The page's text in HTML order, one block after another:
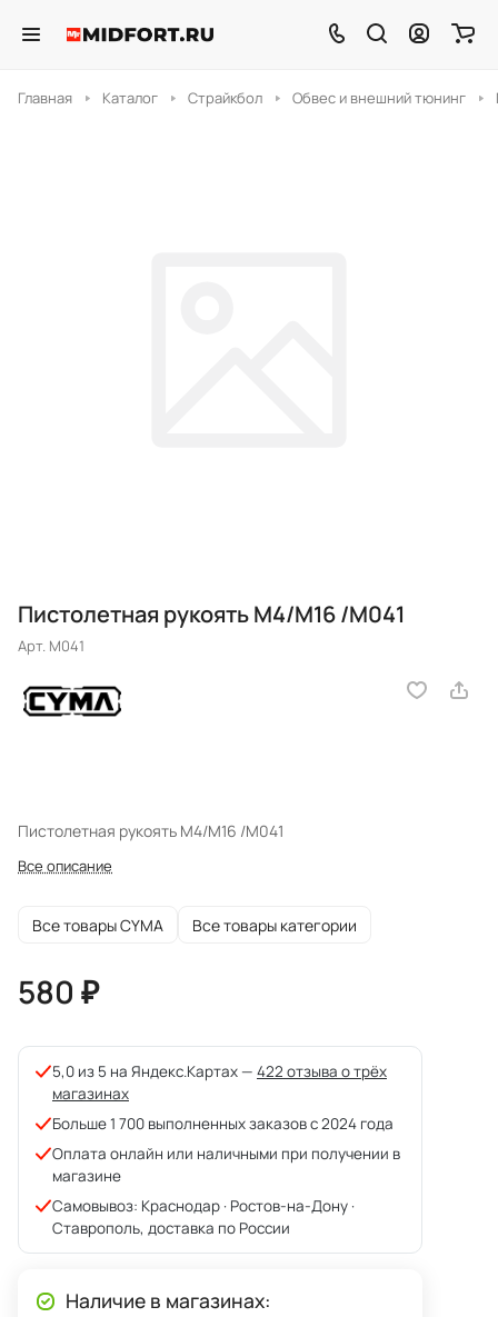
Главная Каталог Страйкбол Обвес и внешний тюнинг
Пистолетная рукоять M4/M16 /M041
Арт. M041
Пистолетная рукоять M4/M16 /M041
Все описание
Все товары CYMA Все товары категории
580 ₽
5,0 из 5 на Яндекс.Картах — 422 отзыва о трёх
магазинах
Больше 1 700 выполненных заказов с 2024 года
Оплата онлайн или наличными при получении в
магазине
Самовывоз: Краснодар · Ростов-на-Дону ·
Ставрополь, доставка по России
Наличие в магазинах: